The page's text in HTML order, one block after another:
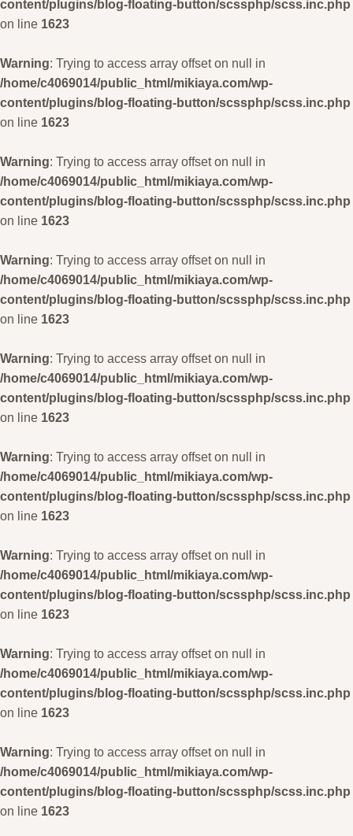
content/plugins/blog-floating-button/scssphp/scss.inc.php
on line 1623
Warning: Trying to access array offset on null in
/home/c4069014/public_html/mikiaya.com/wp-
content/plugins/blog-floating-button/scssphp/scss.inc.php
on line 1623
Warning: Trying to access array offset on null in
/home/c4069014/public_html/mikiaya.com/wp-
content/plugins/blog-floating-button/scssphp/scss.inc.php
on line 1623
Warning: Trying to access array offset on null in
/home/c4069014/public_html/mikiaya.com/wp-
content/plugins/blog-floating-button/scssphp/scss.inc.php
on line 1623
Warning: Trying to access array offset on null in
/home/c4069014/public_html/mikiaya.com/wp-
content/plugins/blog-floating-button/scssphp/scss.inc.php
on line 1623
Warning: Trying to access array offset on null in
/home/c4069014/public_html/mikiaya.com/wp-
content/plugins/blog-floating-button/scssphp/scss.inc.php
on line 1623
Warning: Trying to access array offset on null in
/home/c4069014/public_html/mikiaya.com/wp-
content/plugins/blog-floating-button/scssphp/scss.inc.php
on line 1623
Warning: Trying to access array offset on null in
/home/c4069014/public_html/mikiaya.com/wp-
content/plugins/blog-floating-button/scssphp/scss.inc.php
on line 1623
Warning: Trying to access array offset on null in
/home/c4069014/public_html/mikiaya.com/wp-
content/plugins/blog-floating-button/scssphp/scss.inc.php
on line 1623